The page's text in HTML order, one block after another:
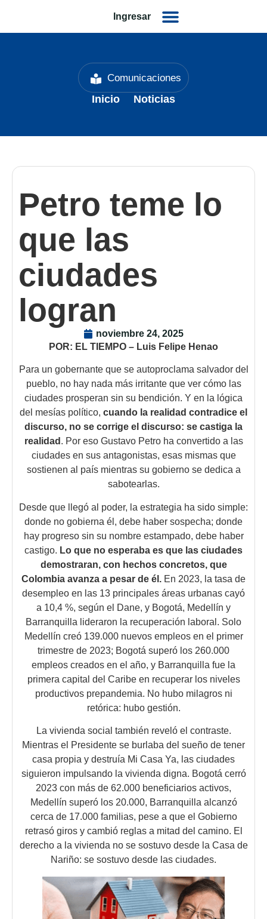
Ingresar
Comunicaciones
Inicio Noticias
Petro teme lo
que las
ciudades
logran
noviembre 24, 2025
POR: EL TIEMPO – Luis Felipe Henao
Para un gobernante que se autoproclama salvador del
pueblo, no hay nada más irritante que ver cómo las
ciudades prosperan sin su bendición. Y en la lógica
del mesías político, cuando la realidad contradice el
discurso, no se corrige el discurso: se castiga la
realidad . Por eso Gustavo Petro ha convertido a las
ciudades en sus antagonistas, esas mismas que
sostienen al país mientras su gobierno se dedica a
sabotearlas.
Desde que llegó al poder, la estrategia ha sido simple:
donde no gobierna él, debe haber sospecha; donde
hay progreso sin su nombre estampado, debe haber
castigo. Lo que no esperaba es que las ciudades
demostraran, con hechos concretos, que
Colombia avanza a pesar de él. En 2023, la tasa de
desempleo en las 13 principales áreas urbanas cayó
a 10,4 %, según el Dane, y Bogotá, Medellín y
Barranquilla lideraron la recuperación laboral. Solo
Medellín creó 139.000 nuevos empleos en el primer
trimestre de 2023; Bogotá superó los 260.000
empleos creados en el año, y Barranquilla fue la
primera capital del Caribe en recuperar los niveles
productivos prepandemia. No hubo milagros ni
retórica: hubo gestión.
La vivienda social también reveló el contraste.
Mientras el Presidente se burlaba del sueño de tener
casa propia y destruía Mi Casa Ya, las ciudades
siguieron impulsando la vivienda digna. Bogotá cerró
2023 con más de 62.000 beneficiarios activos,
Medellín superó los 20.000, Barranquilla alcanzó
cerca de 17.000 familias, pese a que el Gobierno
retrasó giros y cambió reglas a mitad del camino. El
derecho a la vivienda no se sostuvo desde la Casa de
Nariño: se sostuvo desde las ciudades.